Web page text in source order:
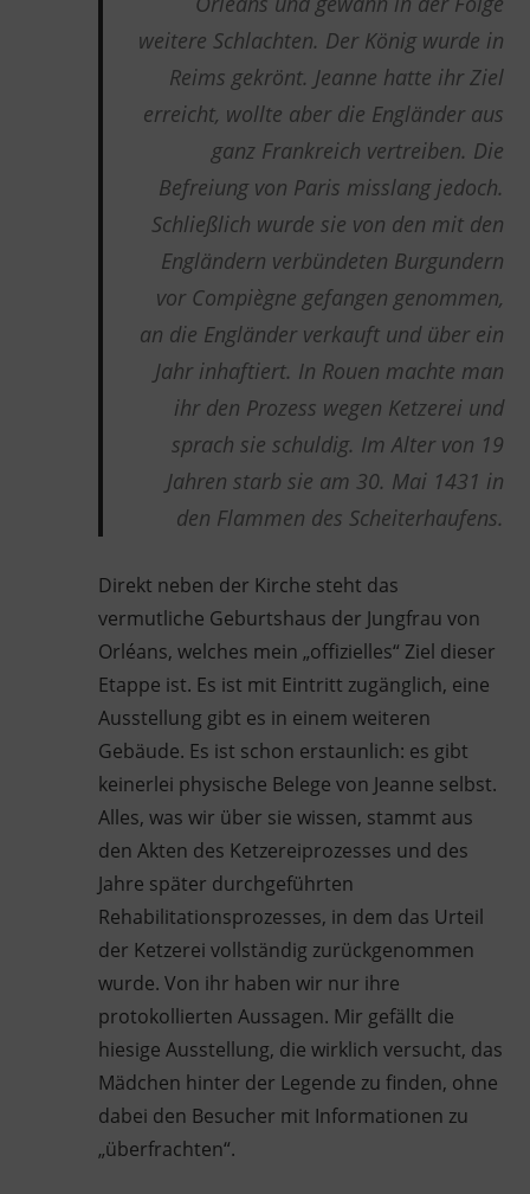
weitere Schlachten. Der König wurde in
Reims gekrönt. Jeanne hatte ihr Ziel
erreicht, wollte aber die Engländer aus
ganz Frankreich vertreiben. Die
Befreiung von Paris misslang jedoch.
Schließlich wurde sie von den mit den
Engländern verbündeten Burgundern
vor Compiègne gefangen genommen,
an die Engländer verkauft und über ein
Jahr inhaftiert. In Rouen machte man
ihr den Prozess wegen Ketzerei und
sprach sie schuldig. Im Alter von 19
Jahren starb sie am 30. Mai 1431 in
den Flammen des Scheiterhaufens.
Direkt neben der Kirche steht das
vermutliche Geburtshaus der Jungfrau von
Orléans, welches mein „offizielles“ Ziel dieser
Etappe ist. Es ist mit Eintritt zugänglich, eine
Ausstellung gibt es in einem weiteren
Gebäude. Es ist schon erstaunlich: es gibt
keinerlei physische Belege von Jeanne selbst.
Alles, was wir über sie wissen, stammt aus
den Akten des Ketzereiprozesses und des
Jahre später durchgeführten
Rehabilitationsprozesses, in dem das Urteil
der Ketzerei vollständig zurückgenommen
wurde. Von ihr haben wir nur ihre
protokollierten Aussagen. Mir gefällt die
hiesige Ausstellung, die wirklich versucht, das
Mädchen hinter der Legende zu finden, ohne
dabei den Besucher mit Informationen zu
„überfrachten“.